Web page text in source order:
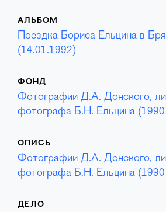
АЛЬБОМ
Поездка Бориса Ельцина в
(14.01.1992)
ФОНД
Фотографии Д.А. Донского,
фотографа Б.Н. Ельцина
ОПИСЬ
Фотографии Д.А. Донского,
фотографа Б.Н. Ельцина
ДЕЛО